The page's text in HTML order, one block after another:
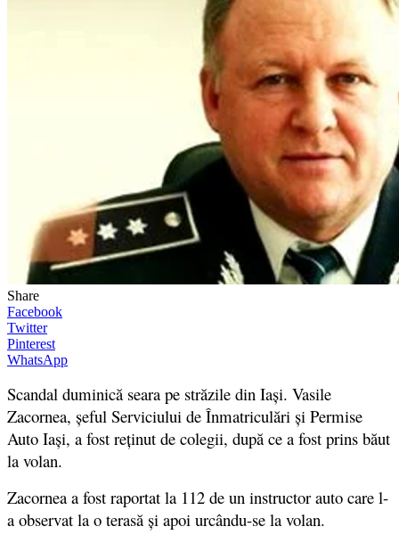
Share
Facebook
Twitter
Pinterest
WhatsApp
Scandal duminică seara pe străzile din Iaşi. Vasile
Zacornea, şeful Serviciului de Înmatriculări şi Permise
Auto Iaşi, a fost reținut de colegii, după ce a fost prins băut
la volan.
Zacornea a fost raportat la 112 de un instructor auto care l-
a observat la o terasă și apoi urcându-se la volan.